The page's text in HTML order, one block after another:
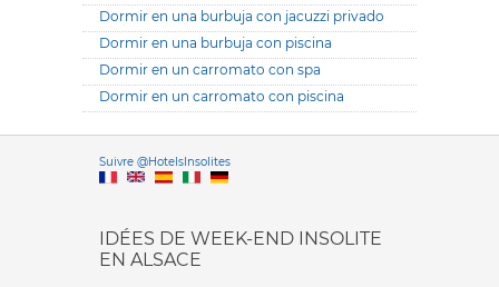
Dormir en una burbuja con jacuzzi privado
Dormir en una burbuja con piscina
Dormir en un carromato con spa
Dormir en un carromato con piscina
Suivre @HotelsInsolitesVersione
IDÉES DE WEEK-END INSOLITE
EN ALSACE